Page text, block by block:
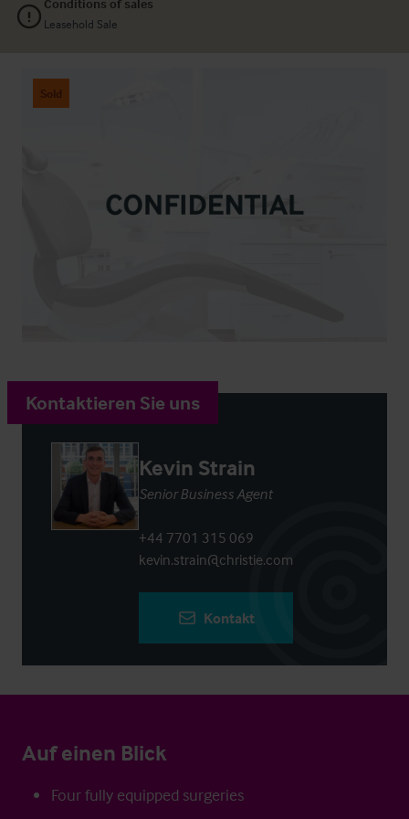
Conditions of sales
Leasehold Sale
Sold
Kontaktieren Sie uns
Kevin Strain
Senior Business Agent
+44 7701 315 069
kevin.strain@christie.com
Kontakt
Auf einen Blick
Four fully equipped surgeries